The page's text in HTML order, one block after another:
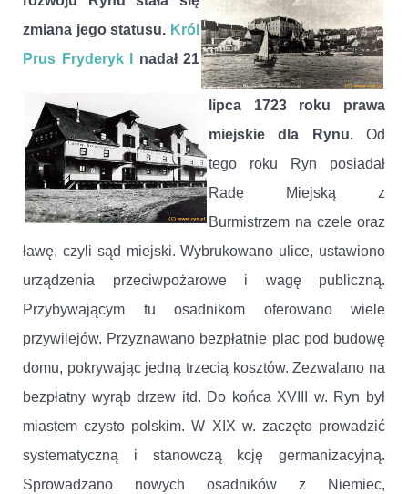
zmiana jego statusu. Król
Prus Fryderyk I
nadał 21
lipca 1723 roku prawa
miejskie dla Rynu.Od
tego roku Ryn posiadał
Radę Miejską z
Burmistrzem na czele oraz
ławę, czyli sąd miejski. Wybrukowano ulice, ustawiono
urządzenia przeciwpożarowe i wagę publiczną.
Przybywającym tu osadnikom oferowano wiele
przywilejów. Przyznawano bezpłatnie plac pod budowę
domu, pokrywając jedną trzecią kosztów. Zezwalano na
bezpłatny wyrąb drzew itd. Do końca XVIII w. Ryn był
miastem czysto polskim. W XIX w. zaczęto prowadzić
systematyczną i stanowczą kcję germanizacyjną.
Sprowadzano nowych osadników z Niemiec,